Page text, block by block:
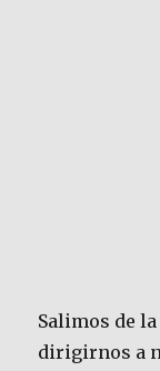
Salimos de
dirigirnos a